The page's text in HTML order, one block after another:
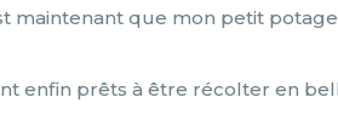
maintenant que mon petit
enfin prêts à être récolter en